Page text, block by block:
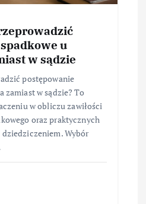
u
w sądzie
postępowanie
zamiast w sądzie? To
w obliczu zawiłości
oraz praktycznych
Wybór